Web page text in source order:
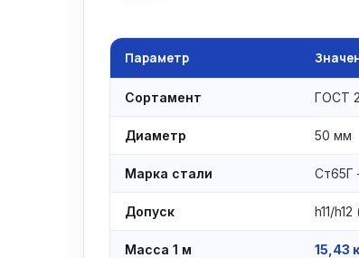
Параметр
Сортамент ГОСТ
Диаметр 50 мм
Марка стали Ст65Г
Допуск h11/
Масса 1 м 15,43